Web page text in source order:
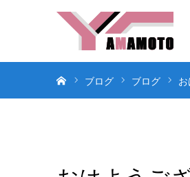
ブログ ブログ